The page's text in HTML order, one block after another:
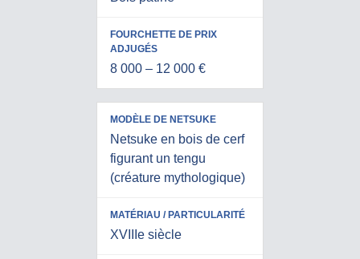
I
É
U
G
É
S
8 000 – 12 000 €
Netsuke en bois de cerf
figurant un tengu
(créature mythologique)
XVIIIe siècle